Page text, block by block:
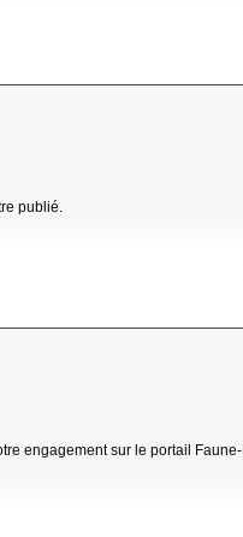
publié.
engagement sur le portail